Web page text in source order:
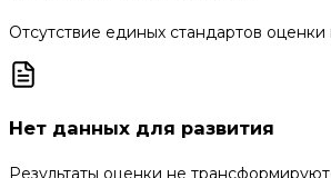
Отсутствие единых стандартов
Нет данных для развития
Результаты оценки не